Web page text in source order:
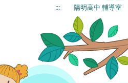
::: 陽明高中 輔導室